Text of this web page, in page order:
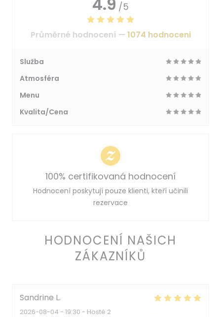
HODNOCENÍ NAŠICH
ZÁKAZNÍKŮ
Sandrine L
2026-08-04 - 19:30 - Hosté 2
/5
Průměrné hodnocení — 1074 hodnoceni
Služba
Atmosféra
Menu
Kvalita/Cena
100% certifikovaná hodnocení
Hodnocení poskytují pouze klienti, kteří učinili
rezervace